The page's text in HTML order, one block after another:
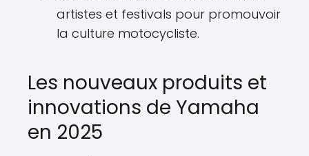
artistes et festivals pour promouvoir
la culture motocycliste.
Les nouveaux produits et
innovations de Yamaha
en 2025